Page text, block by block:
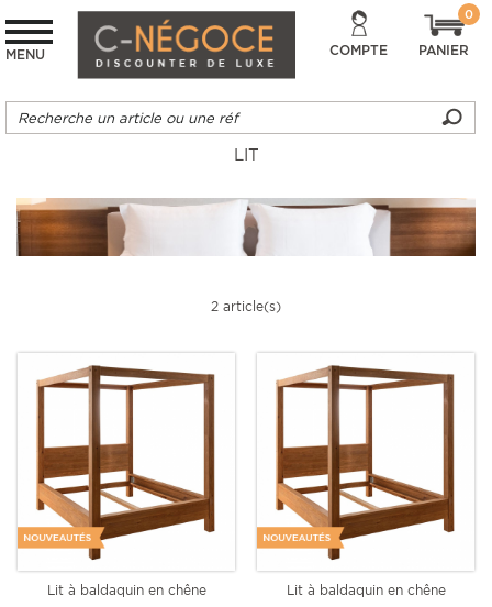
MENU COMPTE PANIER
0
LIT
2 article(s)
Lit à baldaquin en chêne
Lit à baldaquin en chêne